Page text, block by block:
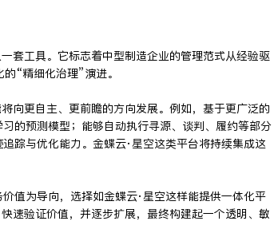
套工具。它标志着中型制造企业的管理范式从经验驱
“精细化治理”演进。
向更自主、更前瞻的方向发展。例如，基于更广泛的
的预测模型；能够自动执行寻源、谈判、履约等部分
踪与优化能力。金蝶云·星空这类平台将持续集成这
值为导向，选择如金蝶云·星空这样能提供一体化平
速验证价值，并逐步扩展，最终构建起一个透明、敏